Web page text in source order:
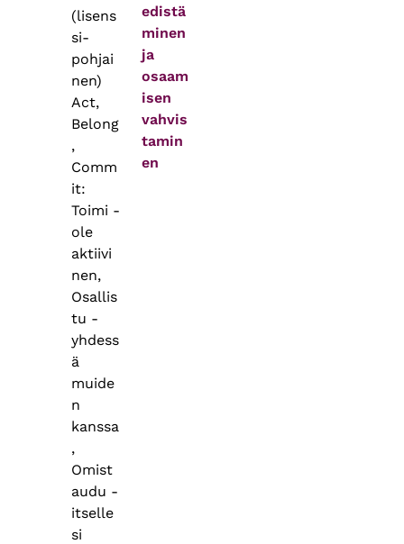
(lisens
si-
pohjai
nen)
Act,
Belong
,
Comm
it:
Toimi -
ole
aktiivi
nen,
Osallis
tu -
yhdess
ä
muide
n
kanssa
,
Omist
audu -
itselle
si
edistä
minen
ja
osaam
isen
vahvis
tamin
en